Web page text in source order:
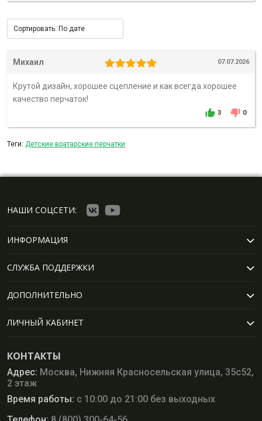
Михаил 07.07.2026
Крутой дизайн, хорошее сцепление и как всегда хорошее
качество перчаток!
3 0
Теги: Детские вратарские перчатки
НАШИ СОЦСЕТИ:
ИНФОРМАЦИЯ
СЛУЖБА ПОДДЕРЖКИ
ДОПОЛНИТЕЛЬНО
ЛИЧНЫЙ КАБИНЕТ
КОНТАКТЫ
Адрес: Москва, Нижняя Красносельская улица, 35с52,
2 этаж
Время работы: с 10:00 до 21:00 без выходных